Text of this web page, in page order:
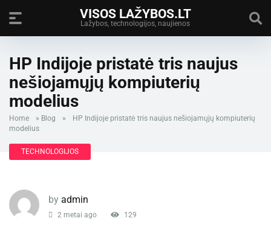
VISOS LAŽYBOS.LT
Lažybos, technologijos, naujienos
HP Indijoje pristatė tris naujus
nešiojamųjų kompiuterių
modelius
Home » Blog »
HP Indijoje pristatė tris naujus nešiojamųjų kompiuterių
modelius
TECHNOLOGIJOS
by admin
2 metai ago 129